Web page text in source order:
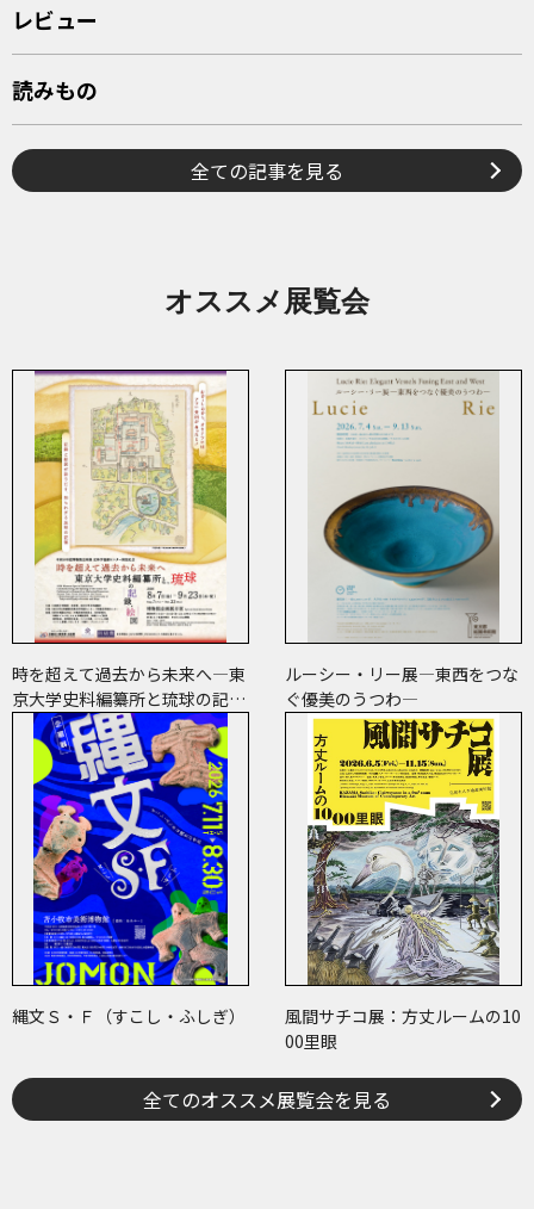
レビュー
読みもの
全ての記事を見る
オススメ展覧会
時を超えて過去から未来へ―東
京大学史料編纂所と琉球の記
録・絵図―
ルーシー・リー展―東西をつな
ぐ優美のうつわ―
縄文Ｓ・Ｆ（すこし・ふしぎ）
風間サチコ展：方丈ルームの10
00里眼
全てのオススメ展覧会を見る